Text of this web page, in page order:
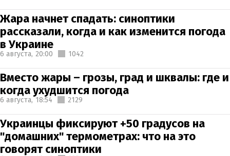
Жара начнет спадать: синоптики
рассказали, когда и как изменится погода
в Украине
6 августа, 20:00 1042
Вместо жары – грозы, град и шквалы: где и
когда ухудшится погода
6 августа, 18:54 2129
Украинцы фиксируют +50 градусов на
"домашних" термометрах: что на это
говорят синоптики